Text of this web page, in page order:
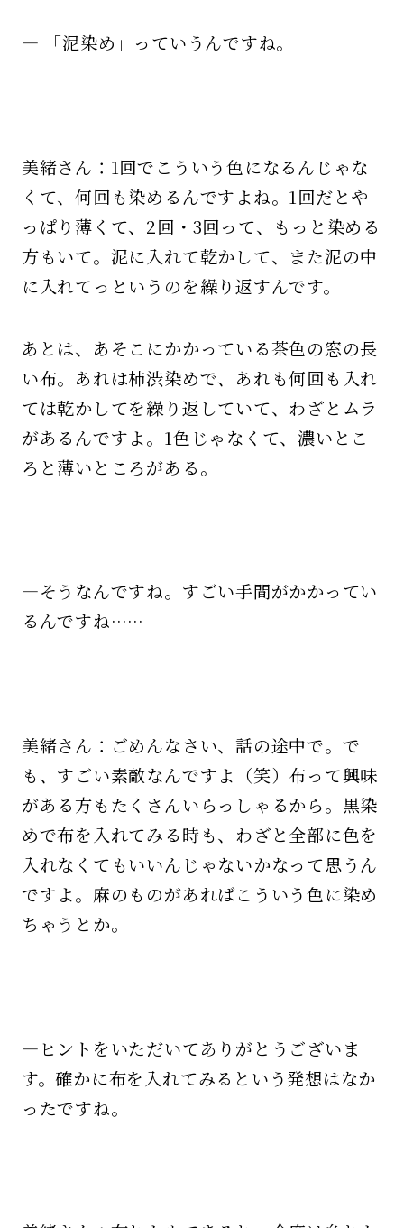
— 「泥染め」っていうんですね。
美緒さん：1回でこういう色になるんじゃな
くて、何回も染めるんですよね。1回だとや
っぱり薄くて、2回・3回って、もっと染める
方もいて。泥に入れて乾かして、また泥の中
に入れてっというのを繰り返すんです。
あとは、あそこにかかっている茶色の窓の長
い布。あれは柿渋染めで、あれも何回も入れ
ては乾かしてを繰り返していて、わざとムラ
があるんですよ。1色じゃなくて、濃いとこ
ろと薄いところがある。
—そうなんですね。すごい手間がかかってい
るんですね……
美緒さん：ごめんなさい、話の途中で。で
も、すごい素敵なんですよ（笑）布って興味
がある方もたくさんいらっしゃるから。黒染
めで布を入れてみる時も、わざと全部に色を
入れなくてもいいんじゃないかなって思うん
ですよ。麻のものがあればこういう色に染め
ちゃうとか。
—ヒントをいただいてありがとうございま
す。確かに布を入れてみるという発想はなか
ったですね。